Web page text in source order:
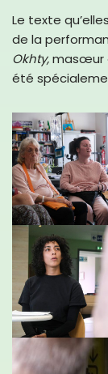
Le texte
de la
Okhty,masœur
été